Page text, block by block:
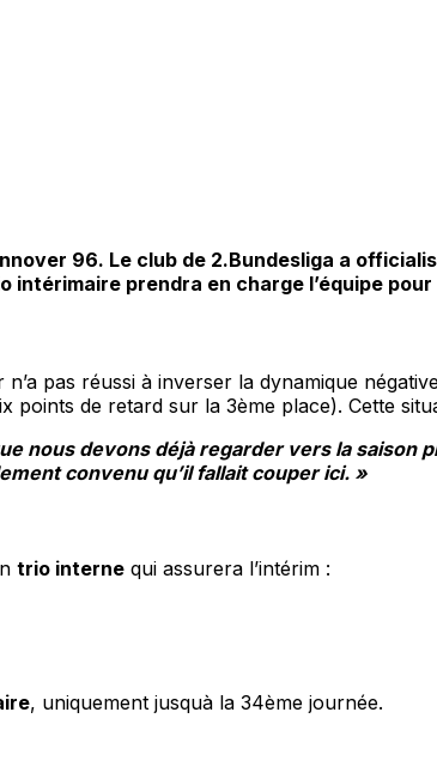
96. Le club de 2.Bundesliga a
prendra en charge l’équipe
pas réussi à inverser la dynamique
points de retard sur la 3ème place). Cette
nous devons déjà regarder vers la saison
convenu qu’il fallait couper ici. »
trio interne qui assurera l’intérim :
, uniquement jusquà la 34ème journée.